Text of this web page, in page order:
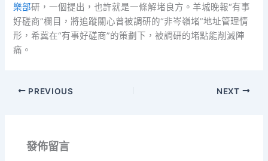
樂部研，一個提出，也許就是一條解堵良方。羊城晚報“有事
好磋商”欄目，將追蹤關心曾被調研的“非岑嶺堵”地址管理情
形，希冀在“有事好磋商”的策劃下，被調研的堵點能削減陣
痛。
PREVIOUS NEXT
發佈留言